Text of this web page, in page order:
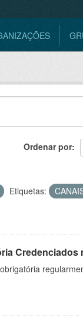
Ordenar por
Etiquetas:
Credenciados